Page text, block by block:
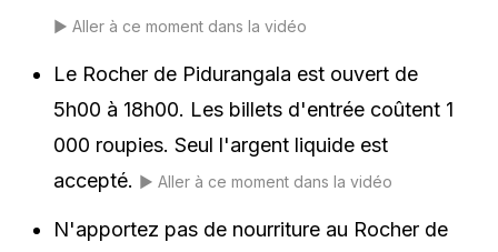
▶️ Aller à ce moment dans la vidéo
Le Rocher de Pidurangala est ouvert de
5h00 à 18h00. Les billets d'entrée coûtent 1
000 roupies. Seul l'argent liquide est
accepté. ▶️ Aller à ce moment dans la vidéo
N'apportez pas de nourriture au Rocher de